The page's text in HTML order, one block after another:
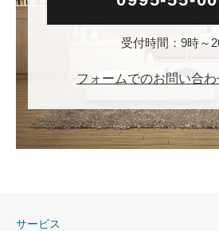
受付時間：9時～
フォームでのお問い合
サービス